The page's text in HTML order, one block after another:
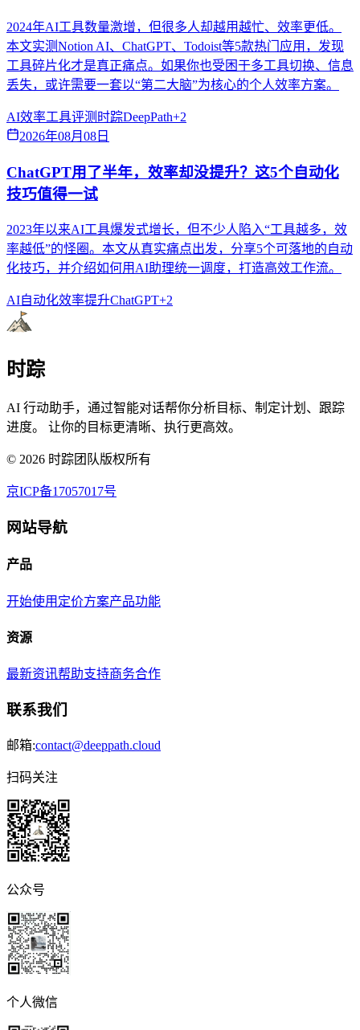
2024年AI工具数量激增，但很多人却越用越忙、效率更低。
本文实测Notion AI、ChatGPT、Todoist等5款热门应用，发现
工具碎片化才是真正痛点。如果你也受困于多工具切换、信息
丢失，或许需要一套以“第二大脑”为核心的个人效率方案。
AI效率工具评测 时踪DeepPath+2
2026年08月08日
ChatGPT用了半年，效率却没提升？这5个自动化
技巧值得一试
2023年以来AI工具爆发式增长，但不少人陷入“工具越多，效
率越低”的怪圈。本文从真实痛点出发，分享5个可落地的自动
化技巧，并介绍如何用AI助理统一调度，打造高效工作流。
AI自动化效率提升ChatGPT+2
时踪
AI 行动助手，通过智能对话帮你分析目标、制定计划、跟踪
进度。 让你的目标更清晰、执行更高效。
© 2026 时踪团队版权所有
京ICP备17057017号
网站导航
产品
开始使用 定价方案产品功能
资源
最新资讯帮助支持商务合作
联系我们
邮箱:contact@deeppath.cloud
扫码关注
公众号
个人微信